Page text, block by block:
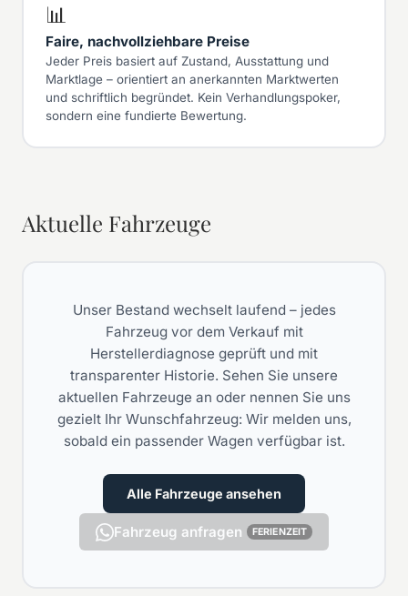
📊
Faire, nachvollziehbare Preise
Jeder Preis basiert auf Zustand, Ausstattung und
Marktlage – orientiert an anerkannten Marktwerten
und schriftlich begründet. Kein Verhandlungspoker,
sondern eine fundierte Bewertung.
Aktuelle Fahrzeuge
Unser Bestand wechselt laufend – jedes
Fahrzeug vor dem Verkauf mit
Herstellerdiagnose geprüft und mit
transparenter Historie. Sehen Sie unsere
aktuellen Fahrzeuge an oder nennen Sie uns
gezielt Ihr Wunschfahrzeug: Wir melden uns,
sobald ein passender Wagen verfügbar ist.
Alle Fahrzeuge ansehen
Fahrzeug anfragen FERIENZEIT